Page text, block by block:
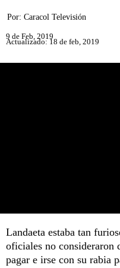
Por: Caracol Televisión
9 de Feb, 2019
Actualizado: 18 de feb, 2019
Landaeta estaba tan
oficiales no consideraron
pagar e irse con su rabia